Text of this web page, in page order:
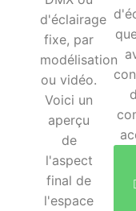
d'éclairage
fixe, par
modélisation
ou vidéo.
Voici un
aperçu
de
l'aspect
final de
l'espace